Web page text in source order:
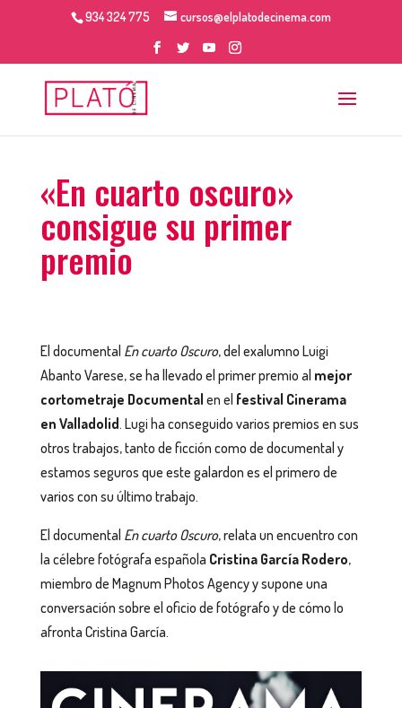
934 324 775 cursos@elplatodecinema.com
«En cuarto oscuro»
consigue su primer
premio
El documental En cuarto Oscuro, del exalumno Luigi
Abanto Varese, se ha llevado el primer premio al mejor
cortometraje Documental en el festival Cinerama
en Valladolid. Lugi ha conseguido varios premios en sus
otros trabajos, tanto de ficción como de documental y
estamos seguros que este galardon es el primero de
varios con su último trabajo.
El documental En cuarto Oscuro, relata un encuentro con
la célebre fotógrafa española Cristina García Rodero,
miembro de Magnum Photos Agency y supone una
conversación sobre el oficio de fotógrafo y de cómo lo
afronta Cristina García.